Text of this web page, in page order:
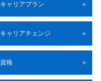
キャリアプラン »
キャリアチェンジ »
資格 »